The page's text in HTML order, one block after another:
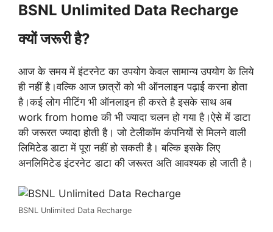
BSNL Unlimited Data Recharge
क्यों जरूरी है?
आज के समय में इंटरनेट का उपयोग केवल सामान्य उपयोग के लिये
ही नहीं है।वल्कि आज छात्रों को भी ऑनलाइन पढ़ाई करना होता
है।कई लोग मीटिंग भी ऑनलाइन ही करते है इसके साथ अब
work from home की भी ज्यादा चलन हो गया है।ऐसे में डाटा
की जरूरत ज्यादा होती है। जो टेलीकॉम कंपनियों से मिलने वाली
लिमिटेड डाटा में पूरा नहीं हो सकती है। बल्कि इसके लिए
अनलिमिटेड इंटरनेट डाटा की जरूरत अति आवश्यक हो जाती है।
BSNL Unlimited Data Recharge